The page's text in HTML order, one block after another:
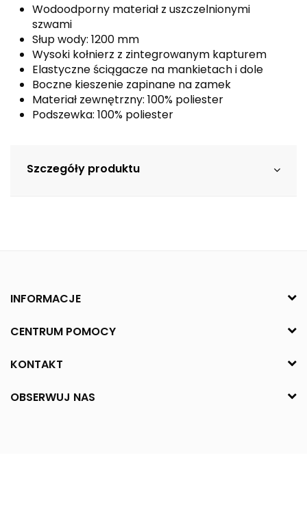
Wodoodporny materiał z uszczelnionymi
szwami
Słup wody: 1200 mm
Wysoki kołnierz z zintegrowanym kapturem
Elastyczne ściągacze na mankietach i dole
Boczne kieszenie zapinane na zamek
Materiał zewnętrzny: 100% poliester
Podszewka: 100% poliester
Szczegóły produktu
INFORMACJE
CENTRUM POMOCY
KONTAKT
OBSERWUJ NAS